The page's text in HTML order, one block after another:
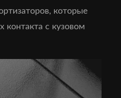
которые
контакта с кузовом